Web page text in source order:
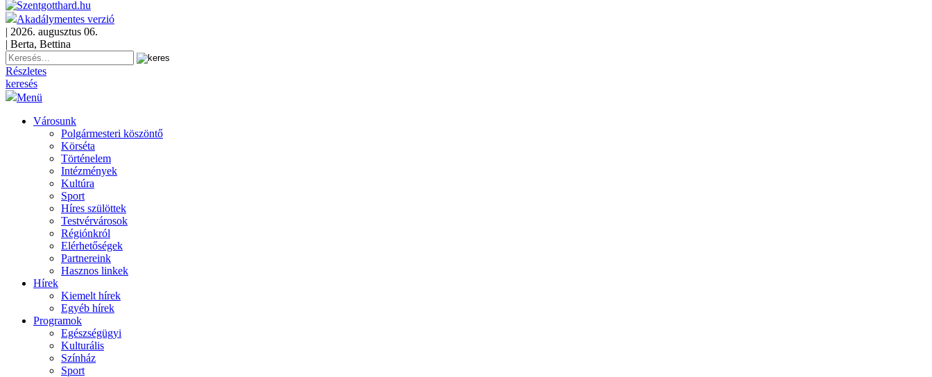
Akadálymentes verzió
| 2026. augusztus 06.
| Berta, Bettina
Részletes
keresés
Menü
Városunk
Polgármesteri köszöntő
Körséta
Történelem
Intézmények
Kultúra
Sport
Híres szülöttek
Testvérvárosok
Régiónkról
Elérhetőségek
Partnereink
Hasznos linkek
Hírek
Kiemelt hírek
Egyéb hírek
Programok
Egészségügyi
Kulturális
Színház
Sport